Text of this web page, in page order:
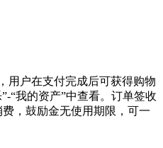
用户在支付完成后可获得购物
“我的资产”中查看。订单签收
，鼓励金无使用期限，可一